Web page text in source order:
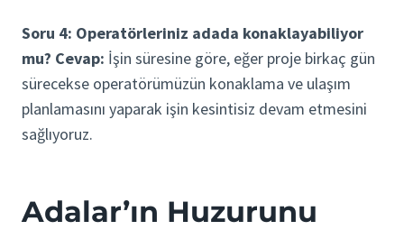
Soru 4: Operatörleriniz adada konaklayabiliyor
mu? Cevap: İşin süresine göre, eğer proje birkaç gün
sürecekse operatörümüzün konaklama ve ulaşım
planlamasını yaparak işin kesintisiz devam etmesini
sağlıyoruz.
Adalar’ın Huzurunu